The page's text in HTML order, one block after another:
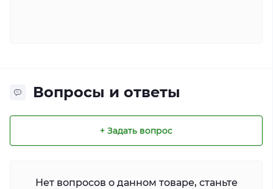
Вопросы и ответы
+ Задать вопрос
Нет вопросов о данном товаре, станьте